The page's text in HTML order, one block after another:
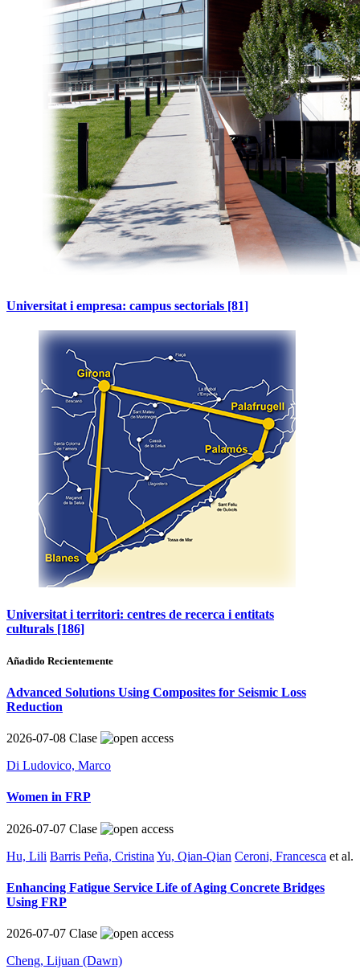
Universitat i empresa: campus sectorials [81]
Universitat i territori: centres de recerca i entitats
culturals [186]
Añadido Recientemente
Advanced Solutions Using Composites for Seismic Loss
Reduction
2026-07-08 Clase
Di Ludovico, Marco
Women in FRP
2026-07-07 Clase
Hu, Lili Barris Peña, Cristina Yu, Qian-Qian Ceroni, Francesca et al.
Enhancing Fatigue Service Life of Aging Concrete Bridges
Using FRP
2026-07-07 Clase
Cheng, Lijuan (Dawn)